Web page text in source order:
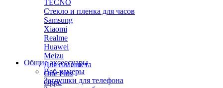
TECNO
Стекло и пленка для часов
Samsung
Xiaomi
Realme
Huawei
Meizu
Для планшета
One Plus
Oppo
Общие аксессуары
Веб-камеры
Заглушки для телефона